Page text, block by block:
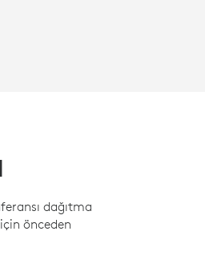
dağıtma
önceden